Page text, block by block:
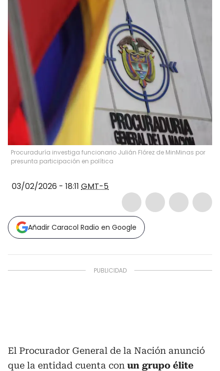
Procuraduría investiga funcionario Julián Flórez de MinMinas por
presunta participación en política
03/02/2026 - 18:11 GMT-5
Añadir Caracol Radio en Google
El Procurador General de la Nación anunció
que la entidad cuenta con un grupo élite